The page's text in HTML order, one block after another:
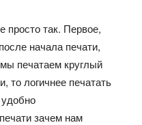
просто так. Первое,
начала печати,
печатаем круглый
то логичнее печатать
зачем нам